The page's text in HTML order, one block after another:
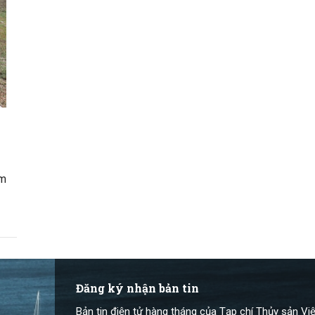
Đăng ký nhận bản tin
Bản tin điện tử hàng tháng của Tạp chí Thủy sản